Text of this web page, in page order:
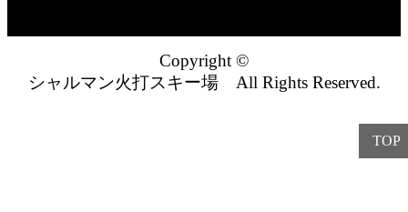
Copyright ©
シャルマン火打スキー場 All Rights Reserved.
TOP